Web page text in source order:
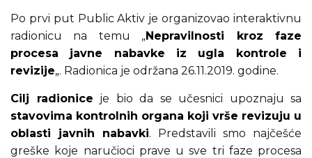
Po prvi put Public Aktiv je organizovao interaktivnu
radionicu na temu „Nepravilnosti kroz faze
procesa javne nabavke iz ugla kontrole i
revizije„. Radionica je održana 26.11.2019. godine.
Cilj radionice je bio da se učesnici upoznaju sa
stavovima kontrolnih organa koji vrše revizuju u
oblasti javnih nabavki. Predstavili smo najčešće
greške koje naručioci prave u sve tri faze procesa